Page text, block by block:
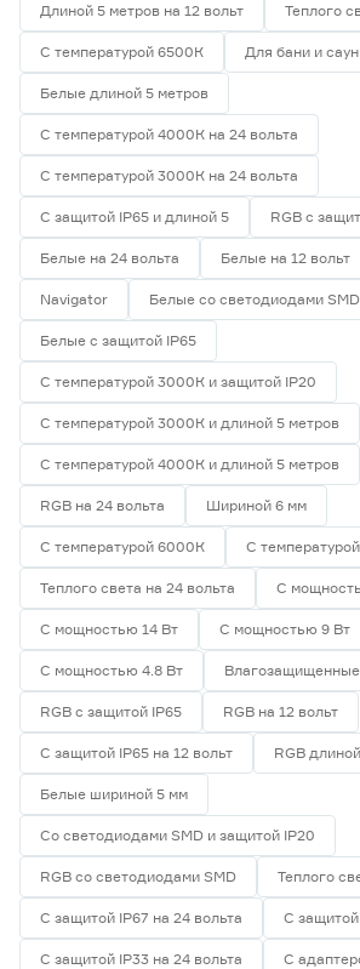
Длиной 5 метров на 12 вольт Теплого
С температурой 6500К Для бани и
Белые длиной 5 метров
С температурой 4000К на 24 вольта
С температурой 3000К на 24 вольта
С защитой IP65 и длиной 5 RGB с
Белые на 24 вольта Белые на 12 вольт
Navigator Белые со светодиодами SMD
Белые с защитой IP65
С температурой 3000К и защитой IP20
С температурой 3000К и длиной 5 метров
С температурой 4000К и длиной 5 метров
RGB на 24 вольта Шириной 6 мм
С температурой 6000К С
Теплого света на 24 вольта С
С мощностью 14 Вт С мощностью 9 Вт
С мощностью 4.8 Вт Влагозащищенные
RGB с защитой IP65 RGB на 12 вольт
С защитой IP65 на 12 вольт RGB
Белые шириной 5 мм
Со светодиодами SMD и защитой IP20
RGB со светодиодами SMD Теплого
С защитой IP67 на 24 вольта С защитой
С защитой IP33 на 24 вольта С